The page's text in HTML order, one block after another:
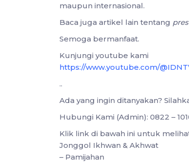
maupun internasional.
Baca juga artikel lain tentang
Semoga bermanfaat.
Kunjungi youtube kami
https://www.youtube.com/
..
Ada yang ingin ditanyakan?
Hubungi Kami (Admin): 0822 –
Klik link di bawah ini untuk
Jonggol Ikhwan & Akhwat
– Pamijahan